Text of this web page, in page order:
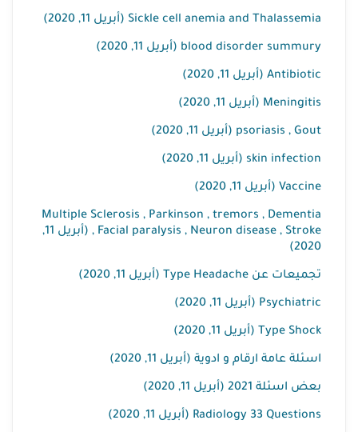
Sickle cell anemia and Thalassemia (أبريل 11, 2020)
blood disorder summury (أبريل 11, 2020)
Antibiotic (أبريل 11, 2020)
Meningitis (أبريل 11, 2020)
psoriasis , Gout (أبريل 11, 2020)
skin infection (أبريل 11, 2020)
Vaccine (أبريل 11, 2020)
Multiple Sclerosis , Parkinson , tremors , Dementia
, Facial paralysis , Neuron disease , Stroke (أبريل 11,
2020)
تجميعات عن Type Headache (أبريل 11, 2020)
Psychiatric (أبريل 11, 2020)
Type Shock (أبريل 11, 2020)
اسئلة عامة ارقام و ادوية (أبريل 11, 2020)
بعض اسئلة 2021 (أبريل 11, 2020)
Radiology 33 Questions (أبريل 11, 2020)